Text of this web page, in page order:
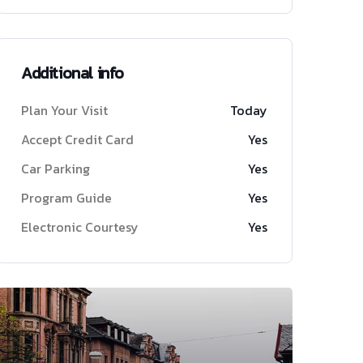
Additional info
Plan Your Visit
Today
Accept Credit Card
Yes
Car Parking
Yes
Program Guide
Yes
Electronic Courtesy
Yes